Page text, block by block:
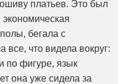
платьев. Это был
бегала с
что видела вокруг:
по фигуре, язык
она уже сидела за